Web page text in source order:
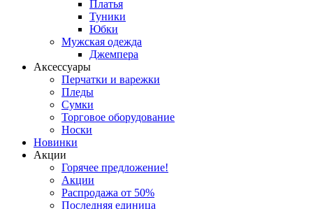
Платья
Туники
Юбки
Мужская одежда
Джемпера
Аксессуары
Перчатки и варежки
Пледы
Сумки
Торговое оборудование
Носки
Новинки
Акции
Горячее предложение!
Акции
Распродажа от 50%
Последняя единица